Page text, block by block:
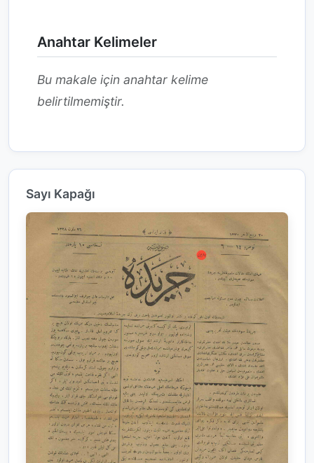
Anahtar Kelimeler
Bu makale için anahtar kelime
belirtilmemiştir.
Sayı Kapağı